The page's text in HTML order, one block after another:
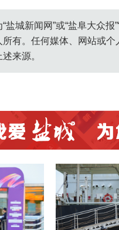
盐城新闻网”或“盐阜大众
有。任何媒体、网站或
来源。